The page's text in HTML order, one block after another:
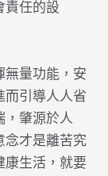
責任的設
無量功能，安
而引導人人省
，肇源於人
念才是離苦究
康生活，就要